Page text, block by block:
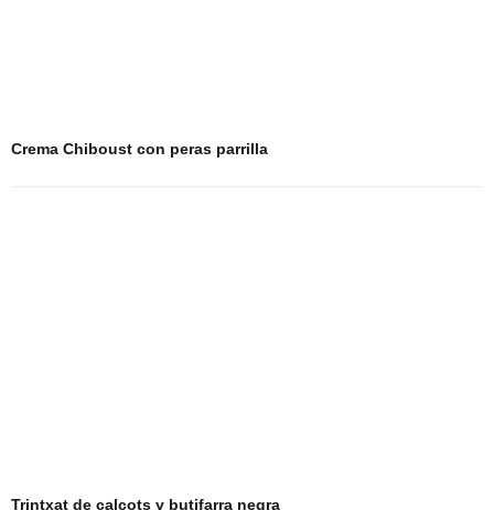
Crema Chiboust con peras parrilla
Trintxat de calçots y butifarra negra